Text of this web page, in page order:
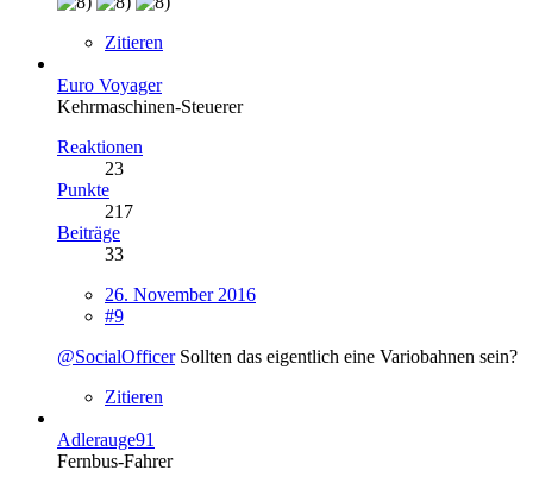
Zitieren
Euro Voyager
Kehrmaschinen-Steuerer
Reaktionen
23
Punkte
217
Beiträge
33
26. November 2016
#9
@SocialOfficerSollten das eigentlich eine Variobahnen sein?
Zitieren
Adlerauge91
Fernbus-Fahrer